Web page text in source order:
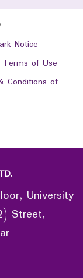
Notice
Terms of Use
Conditions of
University
Street,